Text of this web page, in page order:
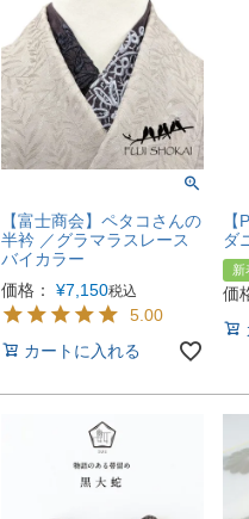
【富士商会】ペタコさんの
半衿 ／グラマラスレース
バイカラー
価格：
¥7,150税込
5.00
カートに入れる
ダ
新
価